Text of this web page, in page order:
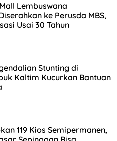
Lembuswana
ke Perusda MBS,
Usai 30 Tahun
Stunting di
Kaltim Kucurkan Bantuan
119 Kios Semipermanen,